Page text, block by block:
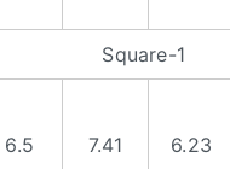
Square-1
6.5 7.41 6.23